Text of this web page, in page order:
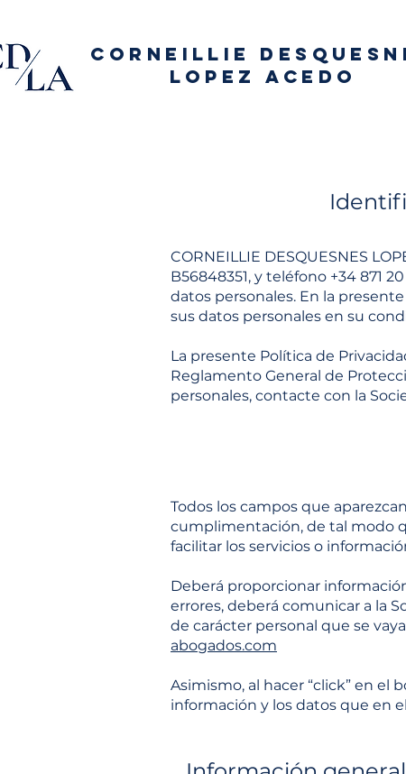
CORNEILLIE
LOPEZ ACEDO
CORNEILLIE DESQUESNES
B56848351, y teléfono +34 871
datos personales. En la
sus datos personales en su
La presente Política de
Reglamento General de
personales, contacte con la
Todos los campos que
cumplimentación, de tal modo
facilitar los servicios o
Deberá proporcionar
errores, deberá comunicar a la
de carácter personal que se
abogados.com
Asimismo, al hacer “click” en el
información y los datos que en